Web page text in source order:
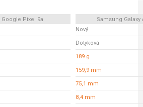
Google Pixel 9a
Samsung Galaxy
Nový
Dotyková
189 g
159,9 mm
75,1 mm
8,4 mm